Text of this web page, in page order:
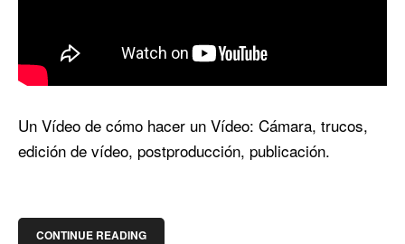
Un Vídeo de cómo hacer un Vídeo: Cámara, trucos,
edición de vídeo, postproducción, publicación.
CONTINUE READING